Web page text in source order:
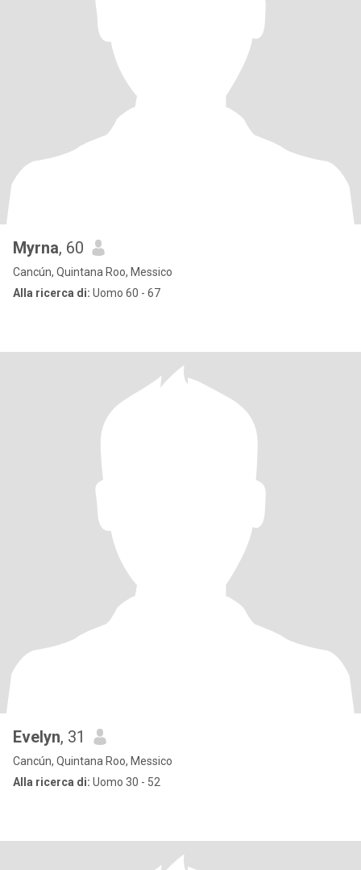
Myrna, 60
Cancún, Quintana Roo, Messico
Alla ricerca di: Uomo 60 - 67
Evelyn, 31
Cancún, Quintana Roo, Messico
Alla ricerca di: Uomo 30 - 52